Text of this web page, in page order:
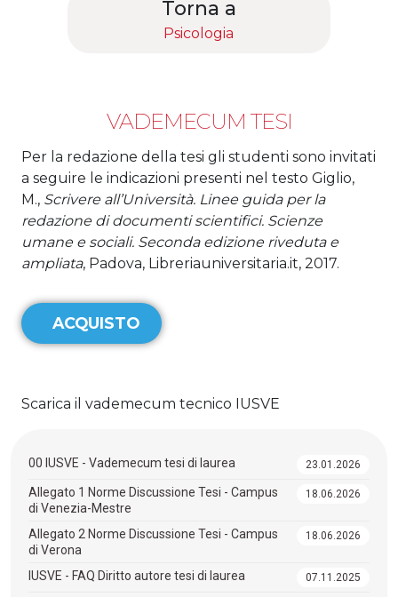
Torna a
Psicologia
VADEMECUM TESI
Per la redazione della tesi gli studenti sono invitati
a seguire le indicazioni presenti nel testo Giglio,
M., Scrivere all’Università. Linee guida per la
redazione di documenti scientifici. Scienze
umane e sociali. Seconda edizione riveduta e
ampliata, Padova, Libreriauniversitaria.it, 2017.
ACQUISTO
Scarica il vademecum tecnico IUSVE
00 IUSVE - Vademecum tesi di laurea 23.01.2026
Allegato 1 Norme Discussione Tesi - Campus
di Venezia-Mestre
18.06.2026
Allegato 2 Norme Discussione Tesi - Campus
di Verona
18.06.2026
IUSVE - FAQ Diritto autore tesi di laurea 07.11.2025